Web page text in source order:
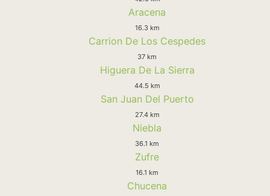
Aracena
16.3 km
Carrion De Los Cespedes
37 km
Higuera De La Sierra
44.5 km
San Juan Del Puerto
27.4 km
Niebla
36.1 km
Zufre
16.1 km
Chucena